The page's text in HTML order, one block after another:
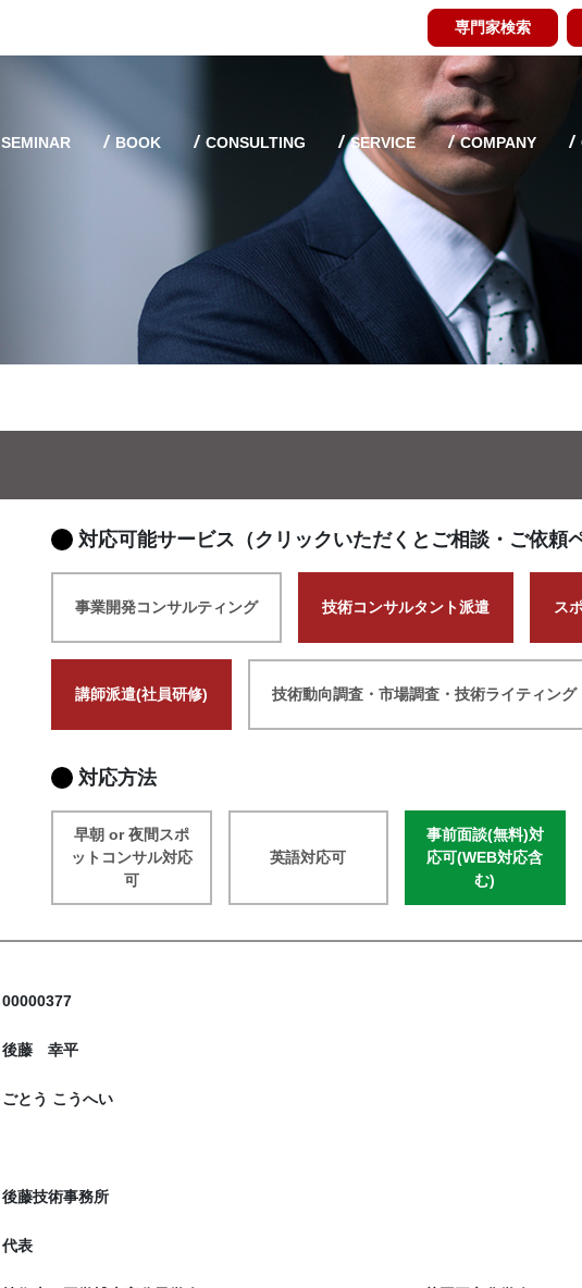
専門家検索
SEMINAR BOOK CONSULTING SERVICE COMPANY
対応可能サービス（クリックいただくとご相談・ご依頼
事業開発コンサルティング 技術コンサルタント派遣 ス
講師派遣(社員研修) 技術動向調査・市場調査・技術ライティング
対応方法
早朝 or 夜間スポ
ットコンサル対応
可
英語対応可
事前面談(無料)対
応可(WEB対応含
む)
00000377
後藤 幸平
ごとう こうへい
後藤技術事務所
代表